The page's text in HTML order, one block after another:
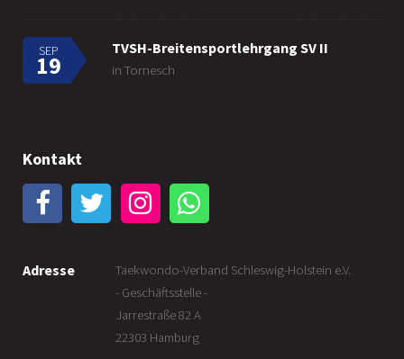
SEP
19
TVSH-Breitensportlehrgang SV II
in Tornesch
Kontakt
Adresse
Taekwondo-Verband Schleswig-Holstein e.V.
- Geschäftsstelle -
Jarrestraße 82 A
22303 Hamburg